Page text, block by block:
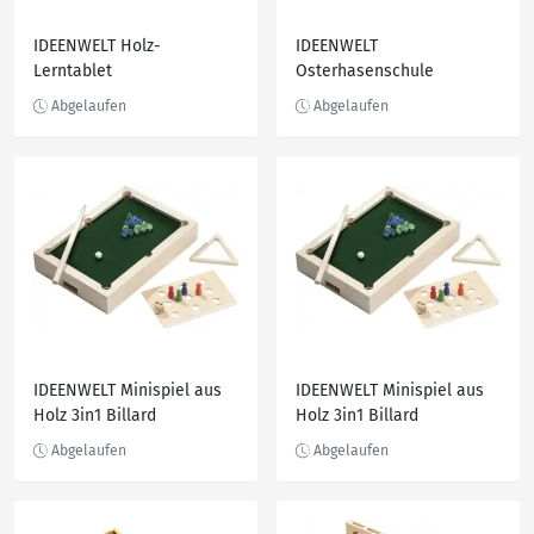
IDEENWELT Holz-
Lerntablet
IDEENWELT
Osterhasenschule
IDEENWELT Minispiel aus
Holz 3in1 Billard
IDEENWELT Minispiel aus
Holz 3in1 Billard